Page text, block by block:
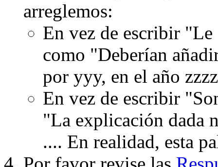
arreglemos:
En vez de escribir
como "Deberían
por yyy, en el año
En vez de escribir
"La explicación dada
.... En realidad, esta